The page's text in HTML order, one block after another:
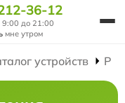
36-12
9:00 до 21:00
мне утром
устройств